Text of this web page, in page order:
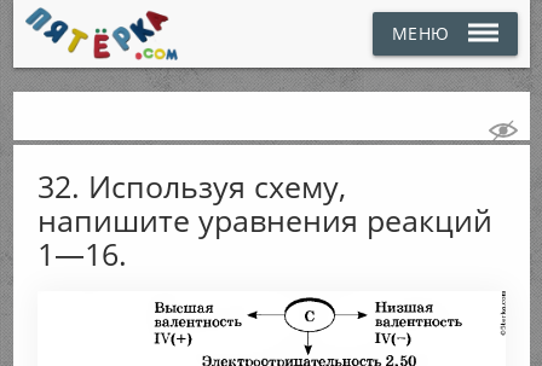
МЕНЮ
32. Используя схему,
напишите уравнения реакций
1—16.